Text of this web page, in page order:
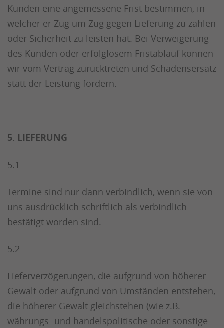
Kunden eine angemessene Frist bestimmen, in
welcher er Zug um Zug gegen Lieferung zu zahlen
oder Sicherheit zu leisten hat. Bei Verweigerung
des Kunden oder erfolglosem Fristablauf können
wir vom Vertrag zurücktreten und Schadensersatz
statt der Leistung fordern.
5. LIEFERUNG
5.1
Termine sind nur dann verbindlich, wenn sie von
uns ausdrücklich schriftlich als verbindlich
bestätigt worden sind.
5.2
Lieferverzögerungen, die aufgrund von höherer
Gewalt oder aufgrund von Umständen entstehen,
die höherer Gewalt gleichstehen (wie z.B.
währungs- und handelspolitische oder sonstige